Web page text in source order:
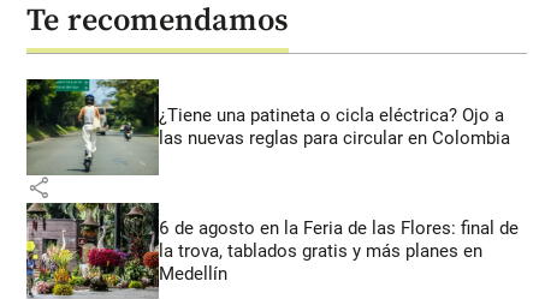
Te recomendamos
¿Tiene una patineta o cicla eléctrica? Ojo a
las nuevas reglas para circular en Colombia
share
6 de agosto en la Feria de las Flores: final de
la trova, tablados gratis y más planes en
Medellín